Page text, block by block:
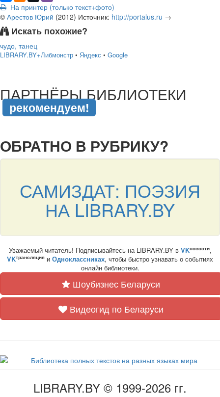
На принтер (только текст+фото)
© Арестов Юрий (2012) Источник: http://portalus.ru →
Искать похожие?
чудо, танец
LIBRARY.BY+Либмонстр • Яндекс • Google
ПАРТНЁРЫ БИБЛИОТЕКИ
рекомендуем!
ОБРАТНО В РУБРИКУ?
САМИЗДАТ: ПОЭЗИЯ
НА LIBRARY.BY
Уважаемый читатель! Подписывайтесь на LIBRARY.BY в VKновости,
VKтрансляция и Одноклассниках, чтобы быстро узнавать о событиях
онлайн библиотеки.
Шоубизнес Беларуси
Видеогид по Беларуси
LIBRARY.BY © 1999-2026 гг.